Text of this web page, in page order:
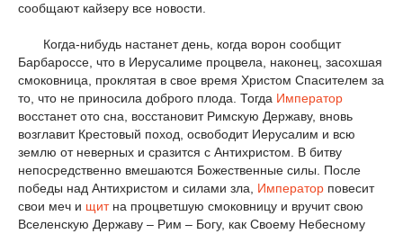
сообщают кайзеру все новости.
Когда-нибудь настанет день, когда ворон сообщит
Барбароссе, что в Иерусалиме процвела, наконец, засохшая
смоковница, проклятая в свое время Христом Спасителем за
то, что не приносила доброго плода. Тогда Император
восстанет ото сна, восстановит Римскую Державу, вновь
возглавит Крестовый поход, освободит Иерусалим и всю
землю от неверных и сразится с Антихристом. В битву
непосредственно вмешаются Божественные силы. После
победы над Антихристом и силами зла, Император повесит
свои меч и щитна процветшую смоковницу и вручит свою
Вселенскую Державу – Рим – Богу, как Своему Небесному